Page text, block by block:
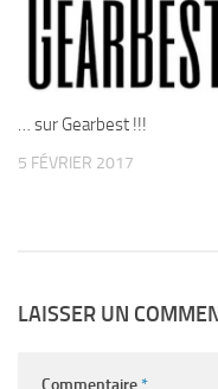
… sur Gearbest !!!
5 FÉVRIER 2017
LAISSER UN